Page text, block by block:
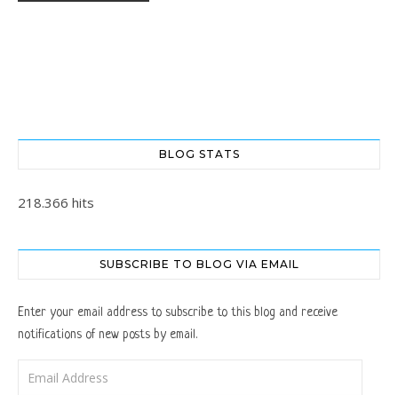
BLOG STATS
218.366 hits
SUBSCRIBE TO BLOG VIA EMAIL
Enter your email address to subscribe to this blog and receive
notifications of new posts by email.